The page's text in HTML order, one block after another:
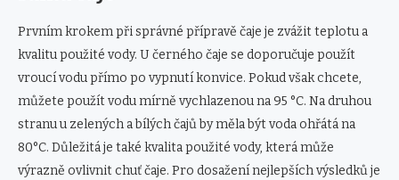
Prvním krokem při správné přípravě čaje je zvážit teplotu a
kvalitu použité vody. U černého čaje se doporučuje použít
vroucí vodu přímo po vypnutí konvice. Pokud však chcete,
můžete použít vodu mírně vychlazenou na 95 °C. Na druhou
stranu u zelených a bílých čajů by měla být voda ohřátá na
80°C. Důležitá je také kvalita použité vody, která může
výrazně ovlivnit chuť čaje. Pro dosažení nejlepších výsledků je